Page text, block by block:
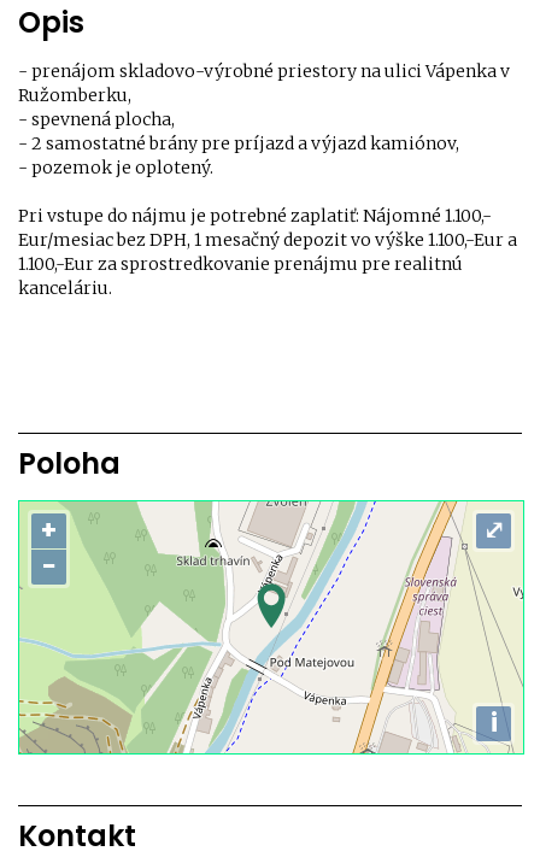
Opis
- prenájom skladovo-výrobné priestory na ulici Vápenka v
Ružomberku,
- spevnená plocha,
- 2 samostatné brány pre príjazd a výjazd kamiónov,
- pozemok je oplotený.
Pri vstupe do nájmu je potrebné zaplatiť: Nájomné 1.100,-
Eur/mesiac bez DPH, 1 mesačný depozit vo výške 1.100,-Eur a
1.100,-Eur za sprostredkovanie prenájmu pre realitnú
kanceláriu.
Poloha
+
−
i
⤢
Kontakt